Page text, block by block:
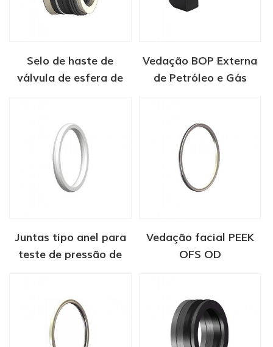
Selo de haste de
válvula de esfera de
Vedação BOP Externa
de Petróleo e Gás
Juntas tipo anel para
teste de pressão de
Vedação facial PEEK
OFS OD